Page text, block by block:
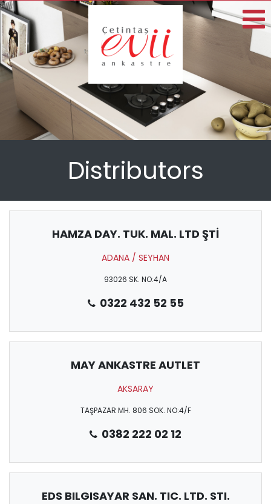
Distributors
HAMZA DAY. TUK. MAL. LTD ŞTİ
ADANA / SEYHAN
93026 SK. NO:4/A
0322 432 52 55
MAY ANKASTRE AUTLET
AKSARAY
TAŞPAZAR MH. 806 SOK. NO:4/F
0382 222 02 12
EDS BILGISAYAR SAN. TIC. LTD. STI.